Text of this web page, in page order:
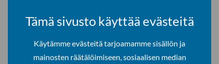
Tämä sivusto käyttää evästeitä
Käytämme evästeitä tarjoamamme sisällön ja
mainosten räätälöimiseen, sosiaalisen median
muotokuva 2017
Raimo Väyrysen muotokuva poikkeaa perinteisistä
muotokuvista siinä, että malli on esitetty luonnollista kokoa